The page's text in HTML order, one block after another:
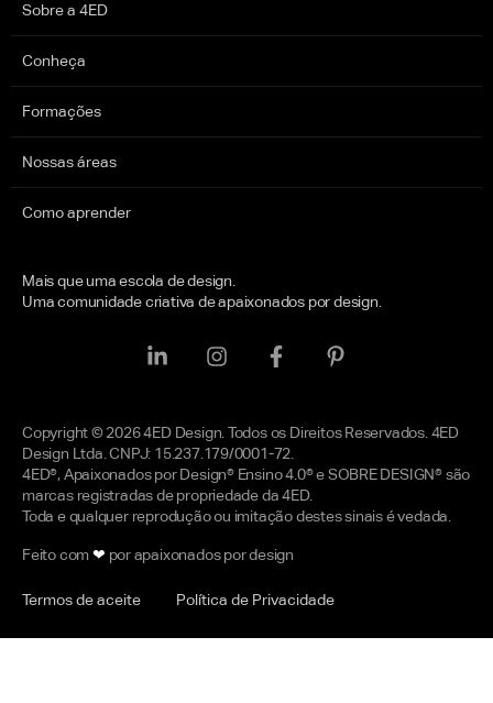
Sobre a 4ED
Conheça
Formações
Nossas áreas
Como aprender
Mais que uma escola de design.
Uma comunidade criativa de apaixonados por design.
Copyright © 2026 4ED Design. Todos os Direitos Reservados. 4ED
Design Ltda. CNPJ: 15.237.179/0001-72.
4ED®, Apaixonados por Design® Ensino 4.0® e SOBRE DESIGN® são
marcas registradas de propriedade da 4ED.
Toda e qualquer reprodução ou imitação destes sinais é vedada.
Feito com❤ por apaixonados por design
Termos de aceite Política de Privacidade